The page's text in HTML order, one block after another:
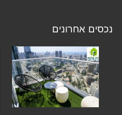
נכסים אחרונים